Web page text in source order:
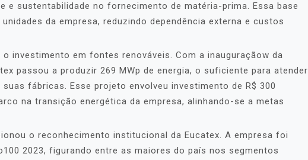
e sustentabilidade no fornecimento de matéria-prima. Essa base
da empresa, reduzindo dependência externa e custos
investimento em fontes renováveis. Com a inauguraçãow da
passou a produzir 269 MWp de energia, o suficiente para atender
suas fábricas. Esse projeto envolveu investimento de R$ 300
na transição energética da empresa, alinhando-se a metas
o reconhecimento institucional da Eucatex. A empresa foi
2023, figurando entre as maiores do país nos segmentos